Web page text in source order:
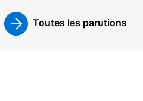
Toutes les parutions